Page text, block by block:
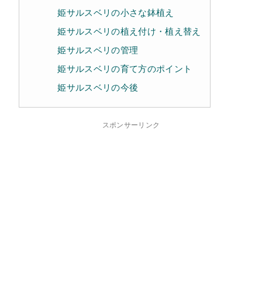
姫サルスベリの小さな鉢植え
姫サルスベリの植え付け・植え替え
姫サルスベリの管理
姫サルスベリの育て方のポイント
姫サルスベリの今後
スポンサーリンク